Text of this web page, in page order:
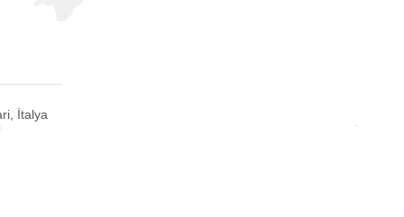
İtalya